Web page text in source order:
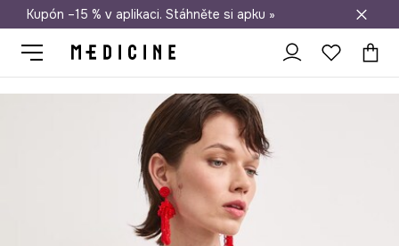
Doprava zdarma při nákupu nad 1 200 Kč
Kupón –15 % v aplikaci. Stáhněte si apku »